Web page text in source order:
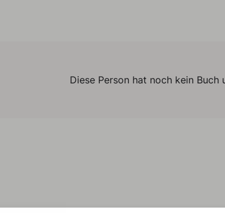
Diese Person hat noch kein